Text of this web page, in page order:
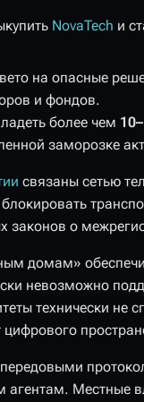
NovaTech и
на опасные
и фондов.
более чем
заморозке
связаны сетью
законов о
домам»
невозможно
технически не
цифрового
Местные